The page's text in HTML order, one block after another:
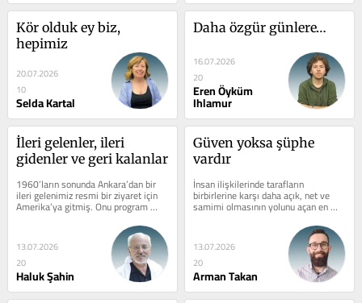
Kör olduk ey biz,
hepimiz
20.07.2026
10
Selda Kartal
Daha özgür günlere…
16.07.2026
20
Eren Öyküm
Ihlamur
İleri gelenler, ileri
gidenler ve geri kalanlar
1960’ların sonunda Ankara’dan bir
ileri gelenimiz resmi bir ziyaret için
Amerika’ya gitmiş. Onu program
gereği büyük bir üniversitenin...
13.07.2026
20
Haluk Şahin
Güven yoksa şüphe
vardır
İnsan ilişkilerinde tarafların
birbirlerine karşı daha açık, net ve
samimi olmasının yolunu açan en
önemli öğe güvendir. İnsanlar...
13.07.2026
20
Arman Takan